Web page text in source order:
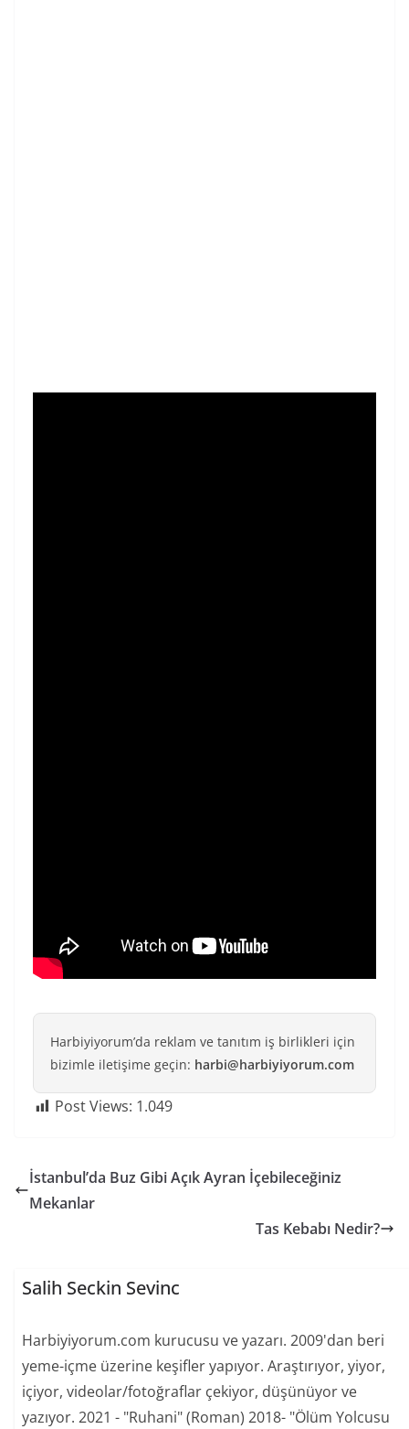
Harbiyiyorum’da reklam ve tanıtım iş birlikleri için
bizimle iletişime geçin: harbi@harbiyiyorum.com
Post Views: 1.049
İstanbul’da Buz Gibi Açık Ayran İçebileceğiniz
Mekanlar
Tas Kebabı Nedir?
Salih Seckin Sevinc
Harbiyiyorum.com kurucusu ve yazarı. 2009'dan beri
yeme-içme üzerine keşifler yapıyor. Araştırıyor, yiyor,
içiyor, videolar/fotoğraflar çekiyor, düşünüyor ve
yazıyor. 2021 - "Ruhani" (Roman) 2018- "Ölüm Yolcusu